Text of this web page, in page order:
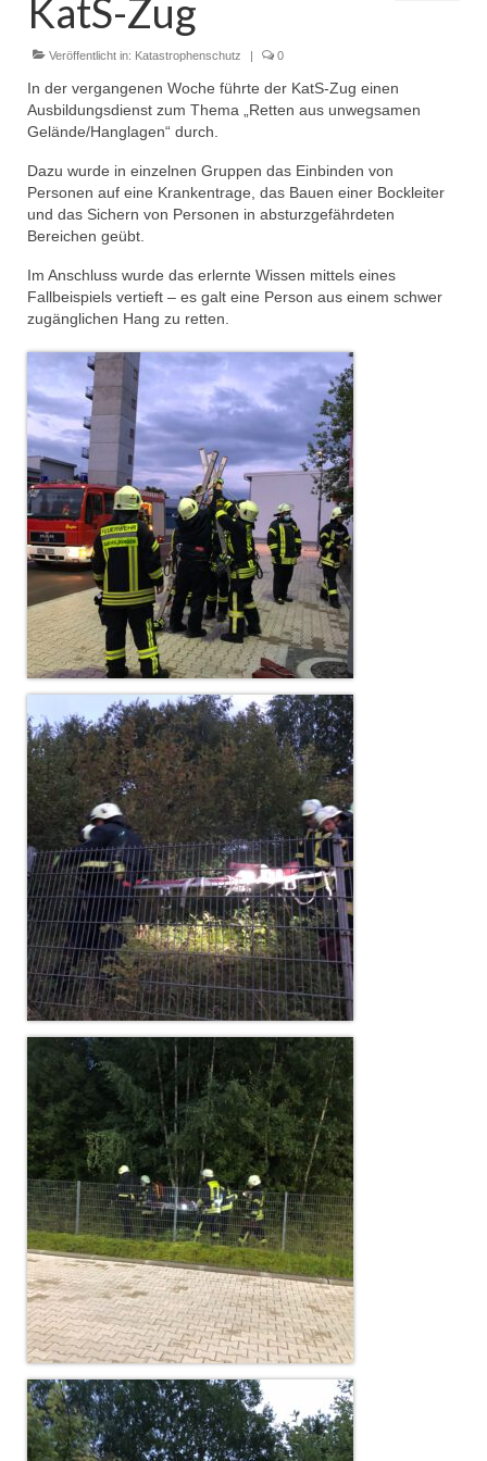
Dienstplan
Einsätze
Einsatzstichworte
Jugendfeuerwehr
Infos
Dienstplan
Gründung Jugendfeuerwehr 1996
25-jähriges Jubiläum Jugendfeuerwehr 2021
Kreiszeltlager 2023
Kinderfeuerwehr
Infos
Dienstplan
Katastrophenschutz
GDekonP-Zug
Dienstplan Dekon-Zug
KatS-Zug
Dienstplan KatS-Zug
10 Jahre KatS-Zug
Musikzug
Infos
Termine
Chronik des Musikzug
Christkindwiegen
Christkindwiegen 2024
Christkindwiegen 2023
Christkindwiegen 2022
Christkindwiegen 2021
Christkindwiegen 2019
Christkindwiegen 2018
Christkindwiegen 2017
Christkindwiegen 2016
Jahreskonzert 2017
Oktoberfestkonzert 2018
KatS-Zug
Veröffentlicht in: Katastrophenschutz | 0
In der vergangenen Woche führte der KatS-Zug einen
Ausbildungsdienst zum Thema „Retten aus unwegsamen
Gelände/Hanglagen“ durch.
Dazu wurde in einzelnen Gruppen das Einbinden von
Personen auf eine Krankentrage, das Bauen einer Bockleiter
und das Sichern von Personen in absturzgefährdeten
Bereichen geübt.
Im Anschluss wurde das erlernte Wissen mittels eines
Fallbeispiels vertieft – es galt eine Person aus einem schwer
zugänglichen Hang zu retten.